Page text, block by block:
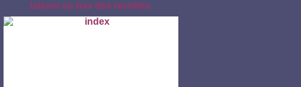
laisser au bas des recettes.